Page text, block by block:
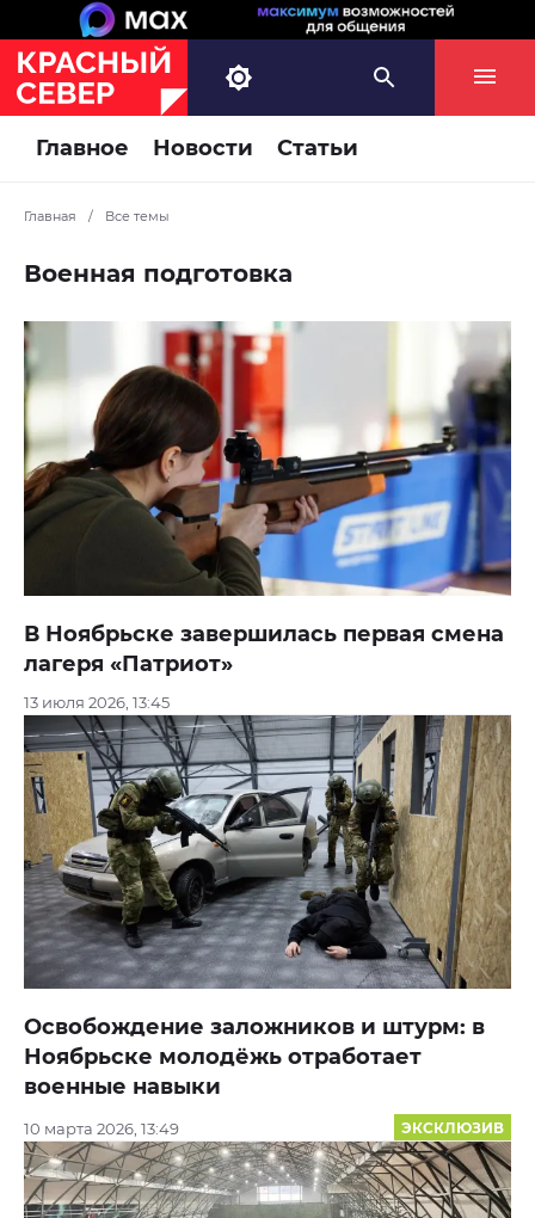
Главное Новости Статьи
Главная / Все темы
Военная подготовка
В Ноябрьске завершилась первая смена
лагеря «Патриот»
13 июля 2026, 13:45
Освобождение заложников и штурм: в
Ноябрьске молодёжь отработает
военные навыки
10 марта 2026, 13:49 ЭКСКЛЮЗИВ